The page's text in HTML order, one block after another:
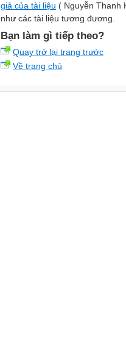
giả của tài liệu ( Nguyễn Thanh
như các tài liệu tương đương.
Bạn làm gì tiếp theo?
Quay trở lại trang trước
Về trang chủ